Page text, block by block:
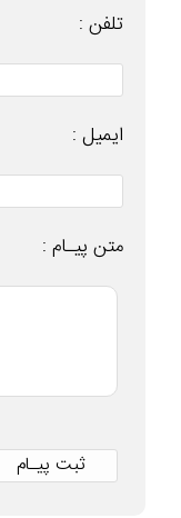
تلفن :
ایمیل :
متن پیـام :